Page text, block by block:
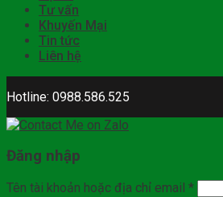
Tư vấn
Khuyến Mại
Tin tức
Liên hệ
Hotline: 0988.586.525
Đăng nhập
Tên tài khoản hoặc địa chỉ email *